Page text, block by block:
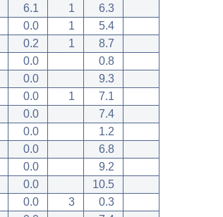
6.1 1
6.3
0.0 1
5.4
0.2 1
8.7
0.0
0.8
0.0
9.3
0.0 1
7.1
0.0
7.4
0.0
1.2
0.0
6.8
0.0
9.2
0.0
10.5
0.0 3
0.3